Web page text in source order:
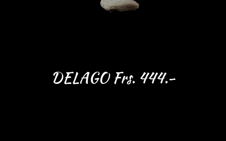
DELAGO Frs. 444.-